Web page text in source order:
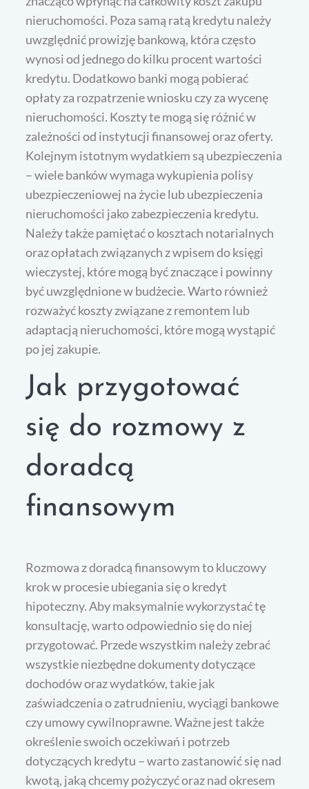
nieruchomości. Poza samą ratą kredytu należy
uwzględnić prowizję bankową, która często
wynosi od jednego do kilku procent wartości
kredytu. Dodatkowo banki mogą pobierać
opłaty za rozpatrzenie wniosku czy za wycenę
nieruchomości. Koszty te mogą się różnić w
zależności od instytucji finansowej oraz oferty.
Kolejnym istotnym wydatkiem są ubezpieczenia
– wiele banków wymaga wykupienia polisy
ubezpieczeniowej na życie lub ubezpieczenia
nieruchomości jako zabezpieczenia kredytu.
Należy także pamiętać o kosztach notarialnych
oraz opłatach związanych z wpisem do księgi
wieczystej, które mogą być znaczące i powinny
być uwzględnione w budżecie. Warto również
rozważyć koszty związane z remontem lub
adaptacją nieruchomości, które mogą wystąpić
po jej zakupie.
Jak przygotować
się do rozmowy z
doradcą
finansowym
Rozmowa z doradcą finansowym to kluczowy
krok w procesie ubiegania się o kredyt
hipoteczny. Aby maksymalnie wykorzystać tę
konsultację, warto odpowiednio się do niej
przygotować. Przede wszystkim należy zebrać
wszystkie niezbędne dokumenty dotyczące
dochodów oraz wydatków, takie jak
zaświadczenia o zatrudnieniu, wyciągi bankowe
czy umowy cywilnoprawne. Ważne jest także
określenie swoich oczekiwań i potrzeb
dotyczących kredytu – warto zastanowić się nad
kwotą, jaką chcemy pożyczyć oraz nad okresem